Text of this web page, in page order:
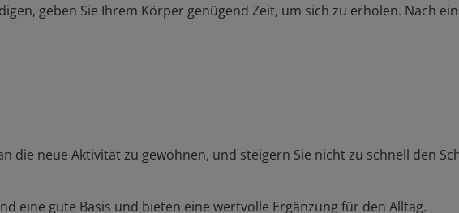
geben Sie Ihrem Körper genügend Zeit, um sich zu erholen. Nach
die neue Aktivität zu gewöhnen, und steigern Sie nicht zu schnell den
eine gute Basis und bieten eine wertvolle Ergänzung für den Alltag.